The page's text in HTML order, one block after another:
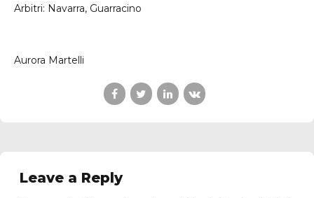
Arbitri: Navarra, Guarracino
Aurora Martelli
Leave a Reply